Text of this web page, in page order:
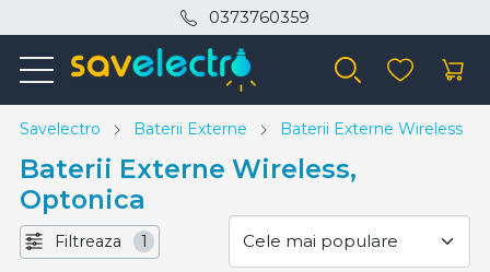
0373760359
Savelectro Baterii Externe Baterii Externe Wireless
Baterii Externe Wireless,
Optonica
Filtreaza 1